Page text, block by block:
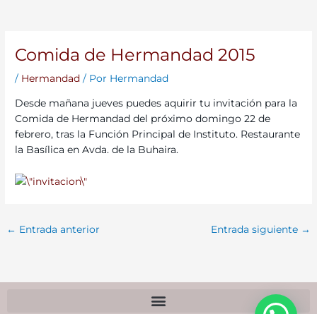
Comida de Hermandad 2015
/ Hermandad / Por Hermandad
Desde mañana jueves puedes aquirir tu invitación para la
Comida de Hermandad del próximo domingo 22 de
febrero, tras la Función Principal de Instituto. Restaurante
la Basílica en Avda. de la Buhaira.
← Entrada anterior Entrada siguiente →